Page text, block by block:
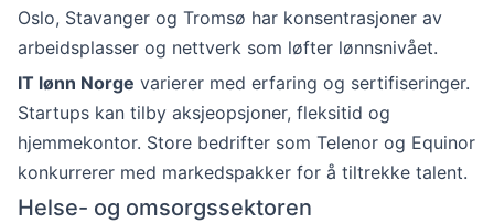
Oslo, Stavanger og Tromsø har konsentrasjoner av
arbeidsplasser og nettverk som løfter lønnsnivået.
IT lønn Norge varierer med erfaring og sertifiseringer.
Startups kan tilby aksjeopsjoner, fleksitid og
hjemmekontor. Store bedrifter som Telenor og Equinor
konkurrerer med markedspakker for å tiltrekke talent.
Helse- og omsorgssektoren